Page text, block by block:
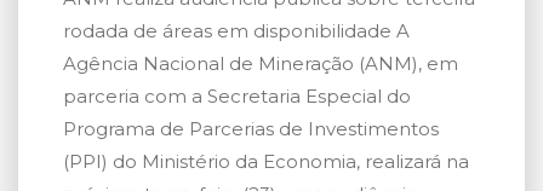
rodada de áreas em disponibilidade A
Agência Nacional de Mineração (ANM), em
parceria com a Secretaria Especial do
Programa de Parcerias de Investimentos
(PPI) do Ministério da Economia, realizará na